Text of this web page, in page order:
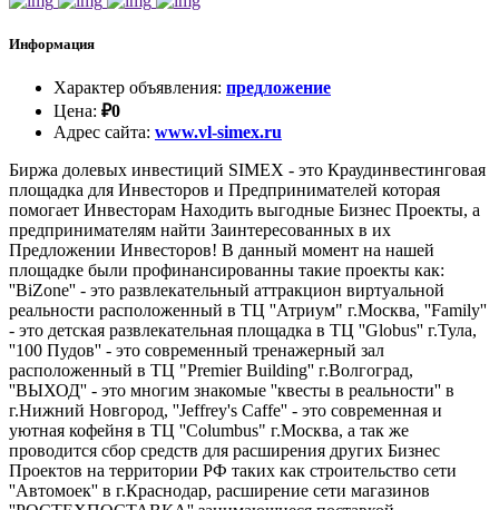
Информация
Характер объявления: предложение
Цена: ₽0
Адрес сайта: www.vl-simex.ru
Биржа долевых инвестиций SIMEX - это Краудинвестинговая
площадка для Инвесторов и Предпринимателей которая
помогает Инвесторам Находить выгодные Бизнес Проекты, а
предпринимателям найти Заинтересованных в их
Предложении Инвесторов! В данный момент на нашей
площадке были профинансированны такие проекты как:
''BiZone'' - это развлекательный аттракцион виртуальной
реальности расположенный в ТЦ ''Атриум" г.Москва, ''Family''
- это детская развлекательная площадка в ТЦ ''Globus'' г.Тула,
''100 Пудов'' - это современный тренажерный зал
расположенный в ТЦ "Premier Building'' г.Волгоград,
''ВЫХОД'' - это многим знакомые ''квесты в реальности'' в
г.Нижний Новгород, ''Jeffrey's Caffe'' - это современная и
уютная кофейня в ТЦ ''Columbus" г.Москва, а так же
проводится сбор средств для расширения других Бизнес
Проектов на территории РФ таких как строительство сети
''Автомоек'' в г.Краснодар, расширение сети магазинов